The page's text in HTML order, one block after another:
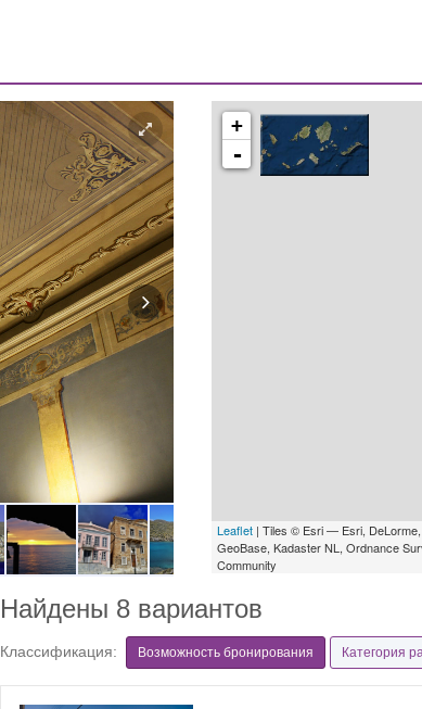
+
-
Leaflet | Tiles © Esri — Esri, DeLorme,
GeoBase, Kadaster NL, Ordnance
Community
Найдены 8 вариантов
Классификация: Возможность бронирования Категория